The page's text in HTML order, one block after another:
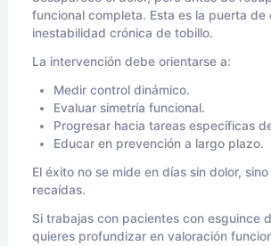
funcional completa. Esta es la puerta de
inestabilidad crónica de tobillo.
La intervención debe orientarse a:
Medir control dinámico.
Evaluar simetría funcional.
Progresar hacia tareas específicas
Educar en prevención a largo plazo.
El éxito no se mide en días sin dolor,
recaídas.
Si trabajas con pacientes con esguince
quieres profundizar en valoración